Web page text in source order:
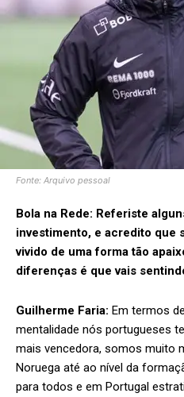
Fonte: Arquivo pessoal
Bola na Rede: Referiste
investimento, e acredito que
vivido de uma forma tão
diferenças é que vais
Guilherme Faria: Em termos
mentalidade nós portugueses
mais vencedora, somos muito
Noruega até ao nível da
para todos e em Portugal